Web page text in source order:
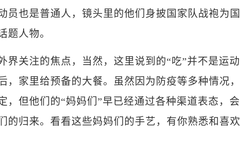
员也是普通人，镜头里的他们身披国家队战袍为国
题人物。
关注的焦点，当然，这里说到的“吃”并不是运动
，家里给预备的大餐。虽然因为防疫等多种情况，
，但他们的“妈妈们”早已经通过各种渠道表态，会
的归来。看看这些妈妈们的手艺，有你熟悉和喜欢